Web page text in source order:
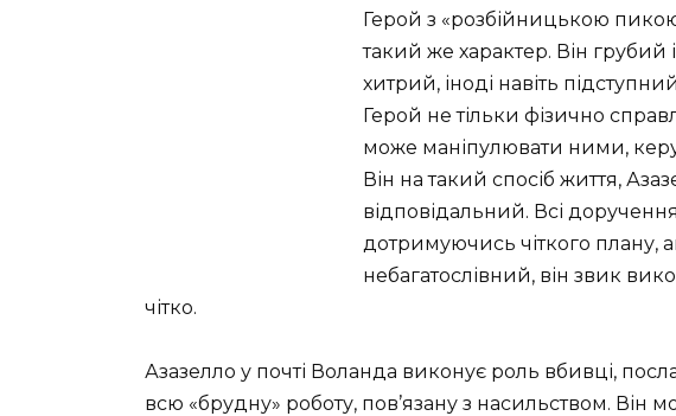
Герой з «розбійницькою
такий же характер. Він
хитрий, іноді навіть
Герой не тільки фізично
може маніпулювати ними,
Він на такий спосіб життя,
відповідальний. Всі
дотримуючись чіткого плану,
небагатослівний, він звик
чітко.
Азазелло у почті Воланда виконує роль вбивці,
всю «брудну» роботу, пов’язану з насильством. Він